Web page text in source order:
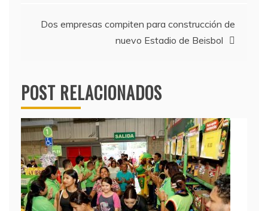
entradas
Dos empresas compiten para construcción de
nuevo Estadio de Beisbol
POST RELACIONADOS